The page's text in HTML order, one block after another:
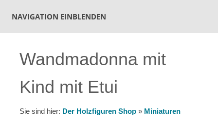
NAVIGATION EINBLENDEN
Wandmadonna mit
Kind mit Etui
Sie sind hier: Der Holzfiguren Shop » Miniaturen